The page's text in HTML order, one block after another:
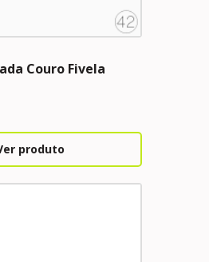
Couro Fivela
produto